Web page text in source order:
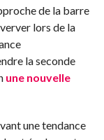
de la barre
lors de la
la seconde
une nouvelle
une tendance